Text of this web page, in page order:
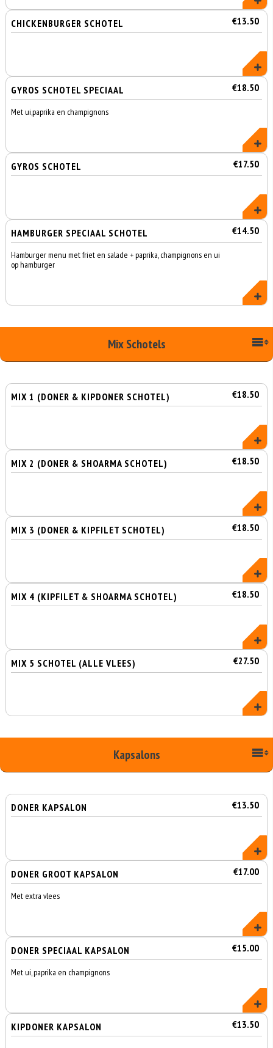
CHICKENBURGER SCHOTEL €13.50
GYROS SCHOTEL SPECIAAL €18.50
Met ui,paprika en champignons
GYROS SCHOTEL €17.50
HAMBURGER SPECIAAL SCHOTEL €14.50
Hamburger menu met friet en salade + paprika, champignons en ui
op hamburger
Mix Schotels
MIX 1 (DONER & KIPDONER SCHOTEL) €18.50
MIX 2 (DONER & SHOARMA SCHOTEL) €18.50
MIX 3 (DONER & KIPFILET SCHOTEL) €18.50
MIX 4 (KIPFILET & SHOARMA SCHOTEL) €18.50
MIX 5 SCHOTEL (ALLE VLEES) €27.50
Kapsalons
DONER KAPSALON €13.50
DONER GROOT KAPSALON €17.00
Met extra vlees
DONER SPECIAAL KAPSALON €15.00
Met ui, paprika en champignons
KIPDONER KAPSALON €13.50